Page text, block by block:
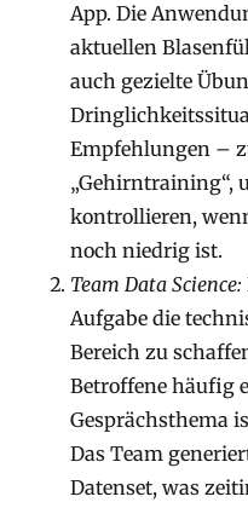
App. Die
aktuellen
auch gezielte
Empfehlungen –
„Gehirntraining“,
kontrollieren,
noch niedrig ist.
Team Data Science:
Aufgabe die
Bereich zu
Betroffene häufig
Gesprächsthema
Das Team
Datenset, was